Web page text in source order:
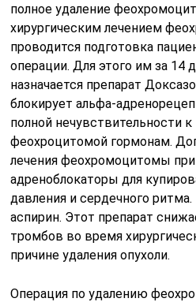
полное удаление
хирургическим лечением
проводится подготовка
операции. Для этого им за 14
назначается препарат
блокирует альфа-
полной нечувствительности
феохроцитомой гормонам.
лечения феохромоцитомы
адреноблокаторы для
давления и сердечного
аспирин. Этот препарат
тромбов во время
причине удаления опухоли.
Операция по удалению